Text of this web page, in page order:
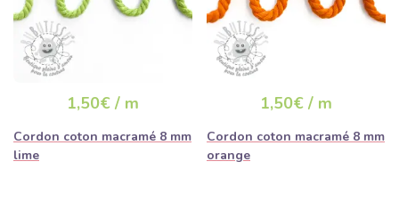
1,50€ / m
Cordon coton macramé 8 mm
lime
1,50€ / m
Cordon coton macramé 8 mm
orange